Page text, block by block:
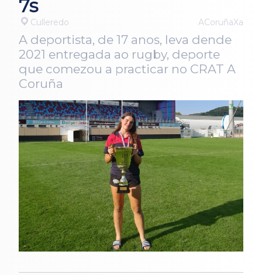
7s
Culleredo ACoruñaXa
A deportista, de 17 anos, leva dende
2021 entregada ao rugby, deporte
que comezou a practicar no CRAT A
Coruña